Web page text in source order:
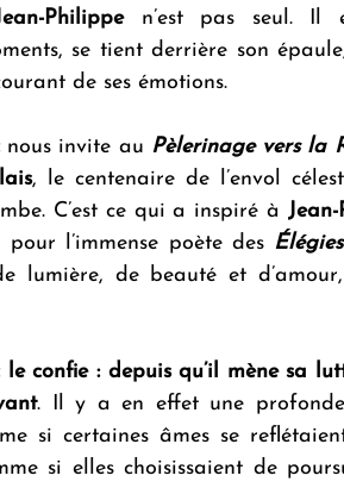
Philippe n’est pas seul. Il
se tient derrière son
de ses émotions.
nous invite au Pèlerinage vers la
, le centenaire de l’envol
C’est ce qui a inspiré à
l’immense poète des Élégies
lumière, de beauté et
confie : depuis qu’il mène sa
. Il y a en effet une
si certaines âmes se
si elles choisissaient de